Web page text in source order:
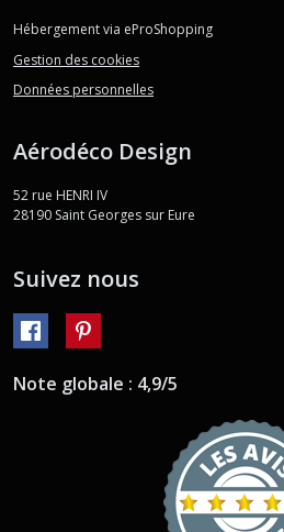
Hébergement via eProShopping
Gestion des cookies
Données personnelles
Aérodéco Design
52 rue HENRI IV
28190 Saint Georges sur Eure
Suivez nous
Note globale : 4,9/5